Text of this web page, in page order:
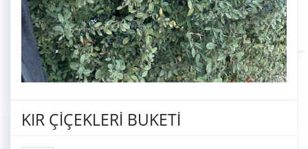
KIR ÇİÇEKLERİ BUKETİ